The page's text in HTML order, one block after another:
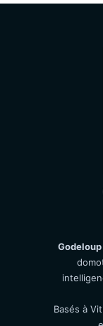
Basés à